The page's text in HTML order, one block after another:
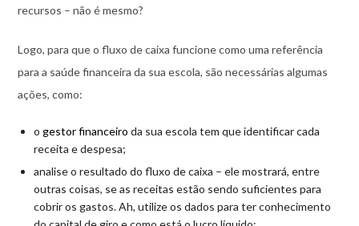
recursos – não é mesmo?
Logo, para que o fluxo de caixa funcione como uma referência
para a saúde financeira da sua escola, são necessárias algumas
ações, como:
o gestor financeiro da sua escola tem que identificar cada
receita e despesa;
analise o resultado do fluxo de caixa – ele mostrará, entre
outras coisas, se as receitas estão sendo suficientes para
cobrir os gastos. Ah, utilize os dados para ter conhecimento